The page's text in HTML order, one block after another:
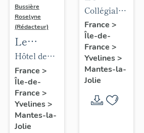
Bussière
Roselyne
(Rédacteur)
Le
mobilier
de l'hôtel
de ville
Hôtel de
ville
France >
Île-de-
France >
Yvelines>
Mantes-la-
Jolie
mobilier
de la
collégiale
Collégiale
Notre-
Dame
France >
Île-de-
France >
Yvelines>
Mantes-la-
Jolie